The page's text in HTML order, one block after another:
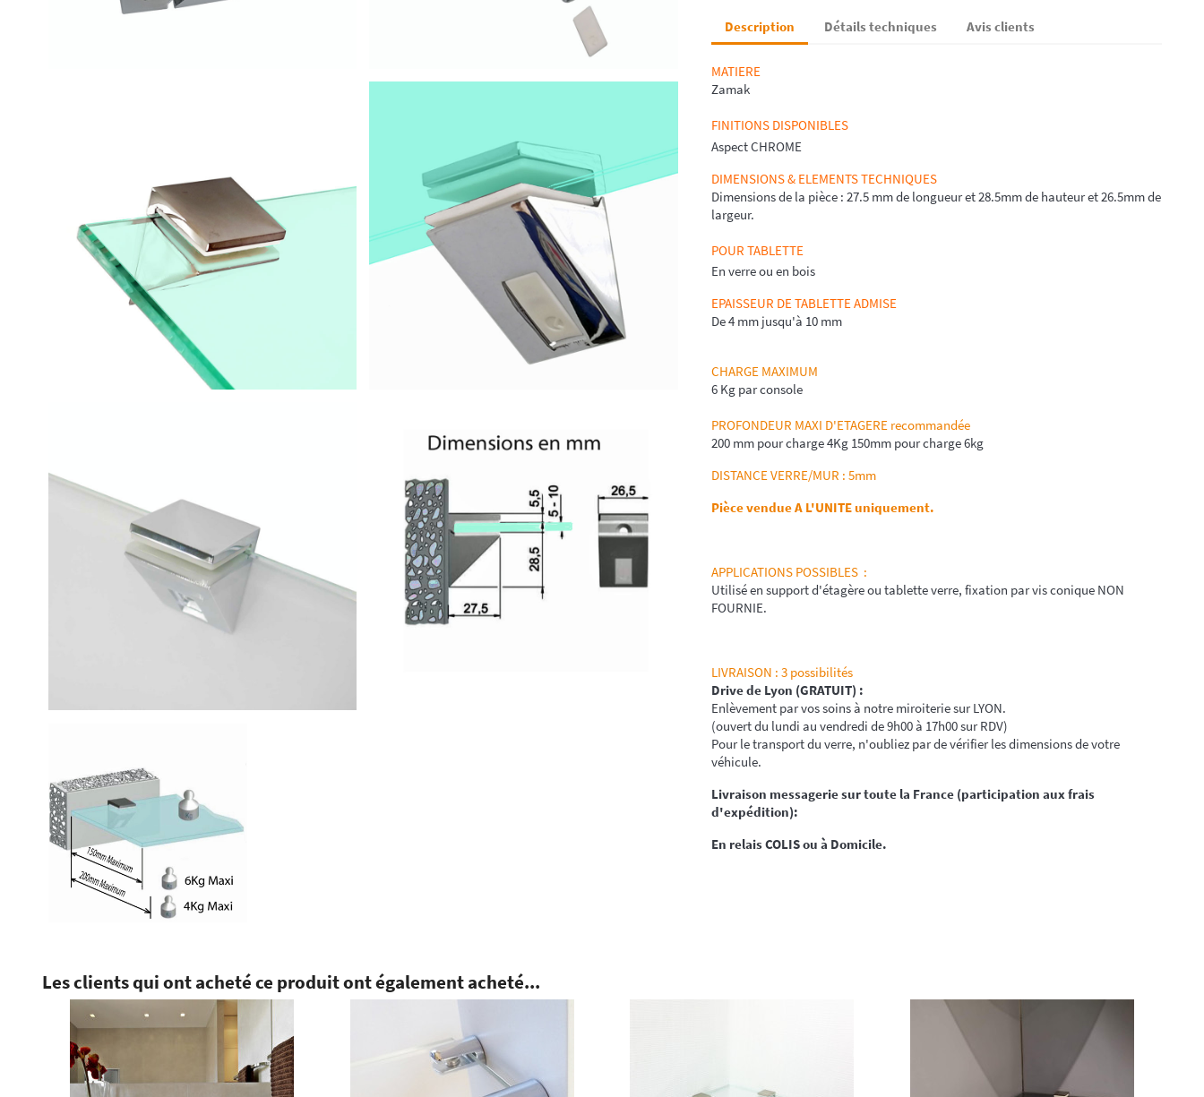
Description Détails techniques Avis clients
MATIERE
Zamak
FINITIONS DISPONIBLES
Aspect CHROME
DIMENSIONS & ELEMENTS TECHNIQUES
Dimensions de la pièce : 27.5 mm de longueur et 28.5mm de hauteur et 26.5mm de
largeur.
POUR TABLETTE
En verre ou en bois
EPAISSEUR DE TABLETTE ADMISE
De 4 mm jusqu'à 10 mm
CHARGE MAXIMUM
6 Kg par console
PROFONDEUR MAXI D'ETAGERE recommandée
200 mm pour charge 4Kg 150mm pour charge 6kg
DISTANCE VERRE/MUR : 5mm
Pièce vendue A L'UNITE uniquement.
APPLICATIONS POSSIBLES :
Utilisé en support d'étagère ou tablette verre, fixation par vis conique NON
FOURNIE.
LIVRAISON : 3 possibilités
Drive de Lyon (GRATUIT) :
Enlèvement par vos soins à notre miroiterie sur LYON.
(ouvert du lundi au vendredi de 9h00 à 17h00 sur RDV)
Pour le transport du verre, n'oubliez par de vérifier les dimensions de votre
véhicule.
Livraison messagerie sur toute la France (participation aux frais
d'expédition):
En relais COLIS ou à Domicile.
Les clients qui ont acheté ce produit ont également acheté...